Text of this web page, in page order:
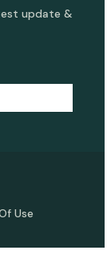
update &
Use